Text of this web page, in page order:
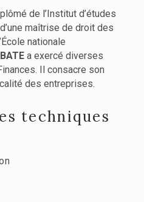
de l’Institut d’études
maîtrise de droit des
nationale
a exercé diverses
Il consacre son
des entreprises.
techniques